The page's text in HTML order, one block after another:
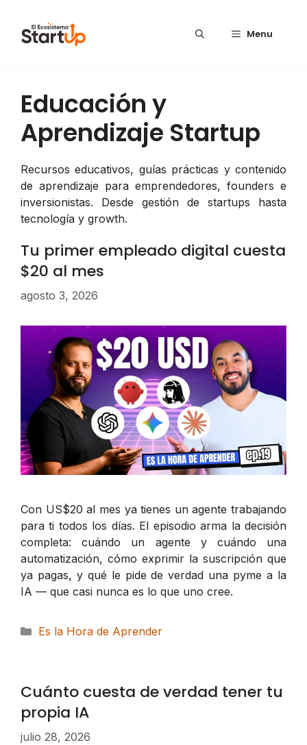
Menu
Educación y
Aprendizaje Startup
Recursos educativos, guías prácticas y contenido
de aprendizaje para emprendedores, founders e
inversionistas. Desde gestión de startups hasta
tecnología y growth.
Tu primer empleado digital cuesta
$20 al mes
agosto 3, 2026
Con US$20 al mes ya tienes un agente trabajando
para ti todos los días. El episodio arma la decisión
completa: cuándo un agente y cuándo una
automatización, cómo exprimir la suscripción que
ya pagas, y qué le pide de verdad una pyme a la
IA — que casi nunca es lo que uno cree.
Categorías
Es la Hora de Aprender
Cuánto cuesta de verdad tener tu
propia IA
julio 28, 2026